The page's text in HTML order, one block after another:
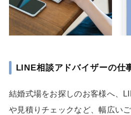
LINE相談アドバイザーの仕
結婚式場をお探しのお客様へ、
や見積りチェックなど、幅広い